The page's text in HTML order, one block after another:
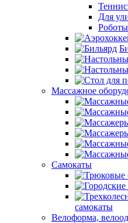
Для
Роботы
Массажное
Самокаты
самокаты
Велоформа,